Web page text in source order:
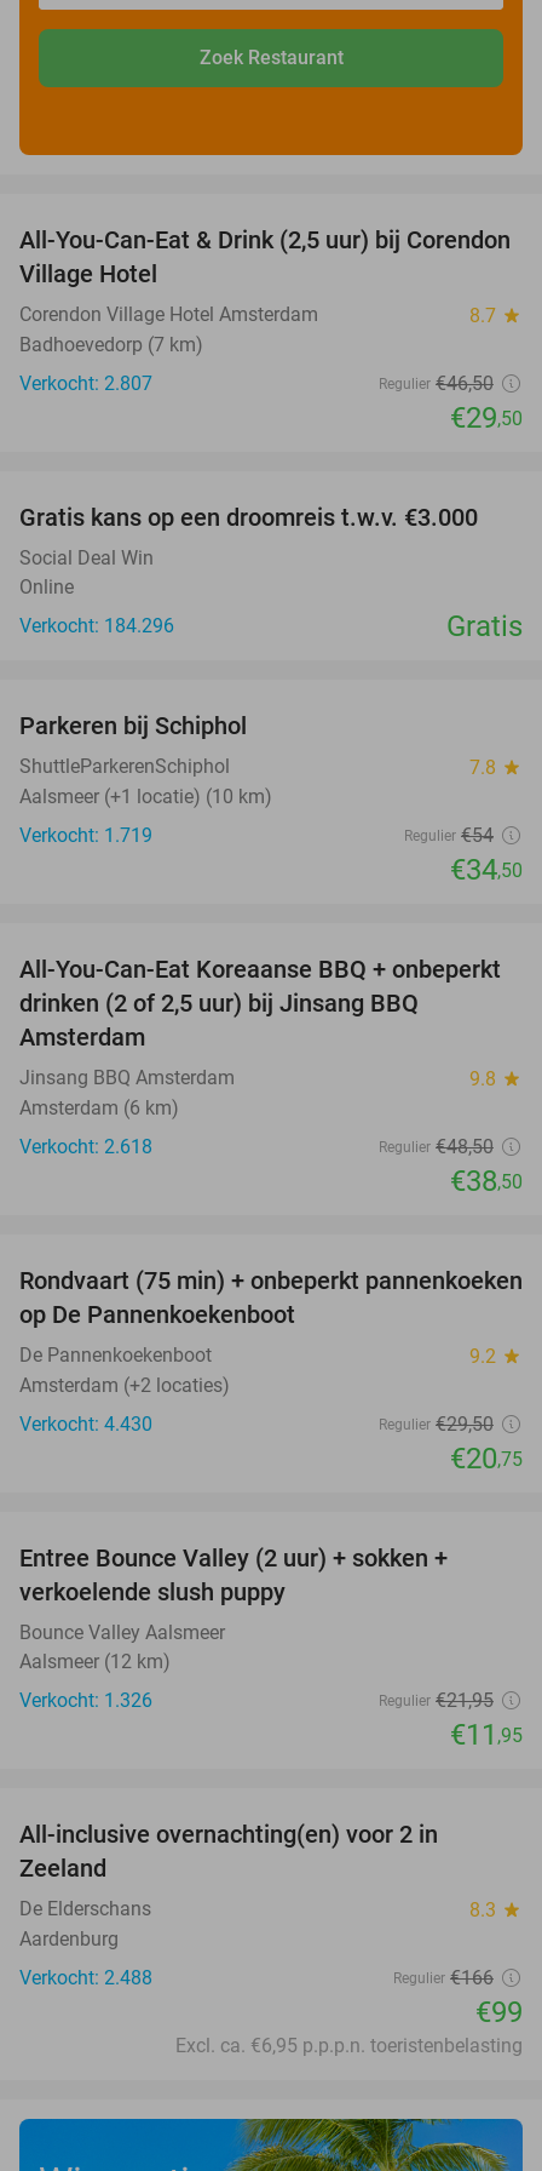
Zoek Restaurant
37%
All-You-Can-Eat & Drink (2,5 uur) bij Corendon
Village Hotel
Corendon Village Hotel Amsterdam 8.7 star
Badhoevedorp (7 km)
Verkocht: 2.807
Regulier €46,50
€29,50
Gratis kans op een droomreis t.w.v. €3.000
Social Deal Win
Online
Verkocht: 184.296
Gratis
Parkeren bij Schiphol
ShuttleParkerenSchiphol 7.8 star
Aalsmeer (+1 locatie) (10 km)
Verkocht: 1.719
Regulier €54
€34,50
21%
All-You-Can-Eat Koreaanse BBQ + onbeperkt
drinken (2 of 2,5 uur) bij Jinsang BBQ
Amsterdam
Jinsang BBQ Amsterdam 9.8 star
Amsterdam (6 km)
Verkocht: 2.618
Regulier €48,50
€38,50
30%
Rondvaart (75 min) + onbeperkt pannenkoeken
op De Pannenkoekenboot
De Pannenkoekenboot 9.2 star
Amsterdam (+2 locaties)
Verkocht: 4.430
Regulier €29,50
€20,75
Entree Bounce Valley (2 uur) + sokken +
verkoelende slush puppy
Bounce Valley Aalsmeer
Aalsmeer (12 km)
Verkocht: 1.326
Regulier €21,95
€11 ,95
All-inclusive overnachting(en) voor 2 in
Zeeland
De Elderschans 8.3 star
Aardenburg
Verkocht: 2.488
Regulier €166
€99
Excl. ca. €6,95 p.p.p.n. toeristenbelasting